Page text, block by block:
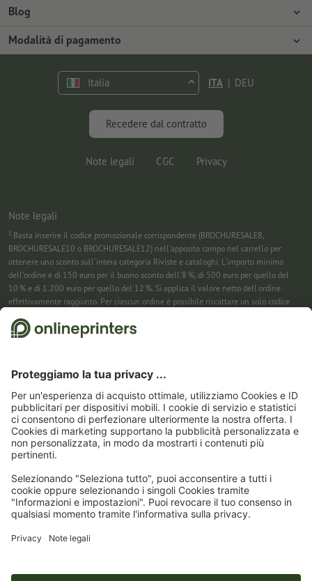
Tutela ambientale
Modalità di pagamento
Spedizione
Programma Premium
Blog
Tutorial Photoshop
Marketing & Insights
Modalità di pagamento
Italia ITA | DEU
Recedere dal contratto
Note legali CGC Privacy
Note legali
1 Basta inserire il codice promozionale corrispondente (BROCHURESALE8,
BROCHURESALE10 o BROCHURESALE12) nell'apposito campo nel carrello per
ottenere uno sconto sull'intera categoria Riviste e cataloghi. L'importo minimo
dell'ordine è di 150 euro per il buono sconto dell'8 %, di 500 euro per quello del
10 % e di 1.200 euro per quello del 12 %. Si applica il valore netto dell'ordine
effettivamente raggiunto. Per ciascun ordine è possibile riscattare un solo codice
con ulteriori iniziative promozionali. La promozione è valida fino al 31/08/2026
(incluso).
un semplice clic. Solo allora ti invieremo il codice sconto e la prossima newsletter.
Puoi naturalmente annullare la registrazione in qualsiasi momento. Utilizzabile
una sola volta. Non è richiesto un valore minimo dell’ordine. Importo massimo dello
sconto: 150 € sul valore dell'ordine (al netto). Pagamento in contanti non previsto.
L’offerta non può essere cumulata con altre promozioni o codici sconto.Il buono è
valido per sei settimane dalla ricezione.
3
calendari. Utilizzabile più volte. Pagamento in contanti non previsto. Non
cumulabile con ulteriori iniziative promozionali. Valido fino al 31/08/2026
compreso
calendari. Utilizzabile più volte. Pagamento in contanti non previsto. Non